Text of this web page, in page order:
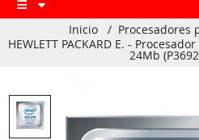
Inicio / Procesadores
HEWLETT PACKARD E. -
24Mb